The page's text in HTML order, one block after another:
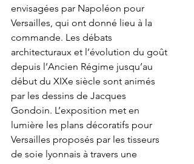
envisagées par Napoléon pour
Versailles, qui ont donné lieu à la
commande. Les débats
architecturaux et l’évolution du goût
depuis l’Ancien Régime jusqu’au
début du XIXe siècle sont animés
par les dessins de Jacques
Gondoin. L’exposition met en
lumière les plans décoratifs pour
Versailles proposés par les tisseurs
de soie lyonnais à travers une